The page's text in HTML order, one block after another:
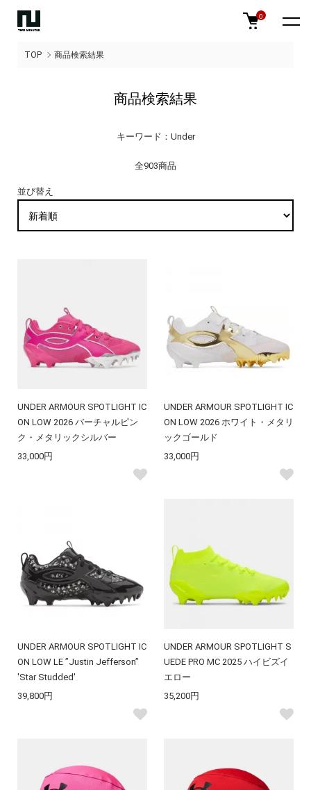
0
TOP 商品検索結果
商品検索結果
キーワード：Under
全903商品
並び替え
UNDER ARMOUR SPOTLIGHT IC
ON LOW 2026 バーチャルピン
ク・メタリックシルバー
33,000円
UNDER ARMOUR SPOTLIGHT IC
ON LOW 2026 ホワイト・メタリ
ックゴールド
33,000円
UNDER ARMOUR SPOTLIGHT IC
ON LOW LE ”Justin Jefferson”
'Star Studded'
39,800円
UNDER ARMOUR SPOTLIGHT S
UEDE PRO MC 2025 ハイビズイ
エロー
35,200円